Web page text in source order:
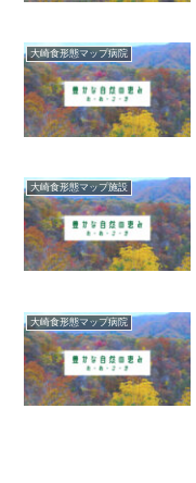
大崎食形態マップ病院
大崎食形態マップ施設
大崎食形態マップ病院